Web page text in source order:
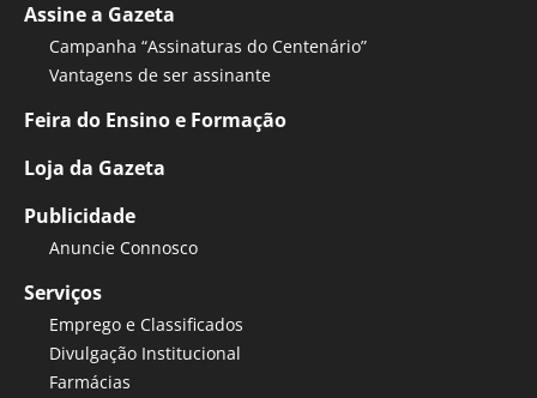
Assine a Gazeta
Campanha “Assinaturas do Centenário”
Vantagens de ser assinante
Feira do Ensino e Formação
Loja da Gazeta
Publicidade
Anuncie Connosco
Serviços
Emprego e Classificados
Divulgação Institucional
Farmácias